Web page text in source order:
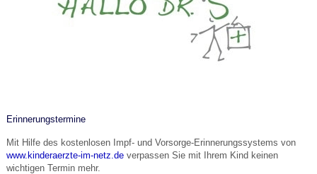
Erinnerungstermine
Mit Hilfe des kostenlosen Impf- und Vorsorge-Erinnerungssystems von
www.kinderaerzte-im-netz.deverpassen Sie mit Ihrem Kind keinen
wichtigen Termin mehr.